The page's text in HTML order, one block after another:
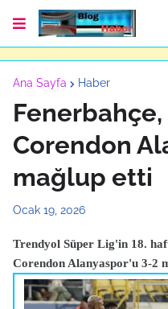
Ana Sayfa Haber
Corendon
mağlup etti
Ocak 19, 2026
Trendyol Süper Lig'in 18.
Corendon Alanyaspor'u 3-2